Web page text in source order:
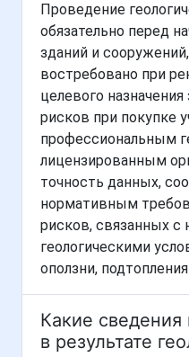
Проведение
обязательно перед
зданий и
востребовано при
целевого
рисков при покупке
профессиональным
лицензированным
точность данных,
нормативным
рисков, связанных с
геологическими
оползни,
Какие сведения
в результате